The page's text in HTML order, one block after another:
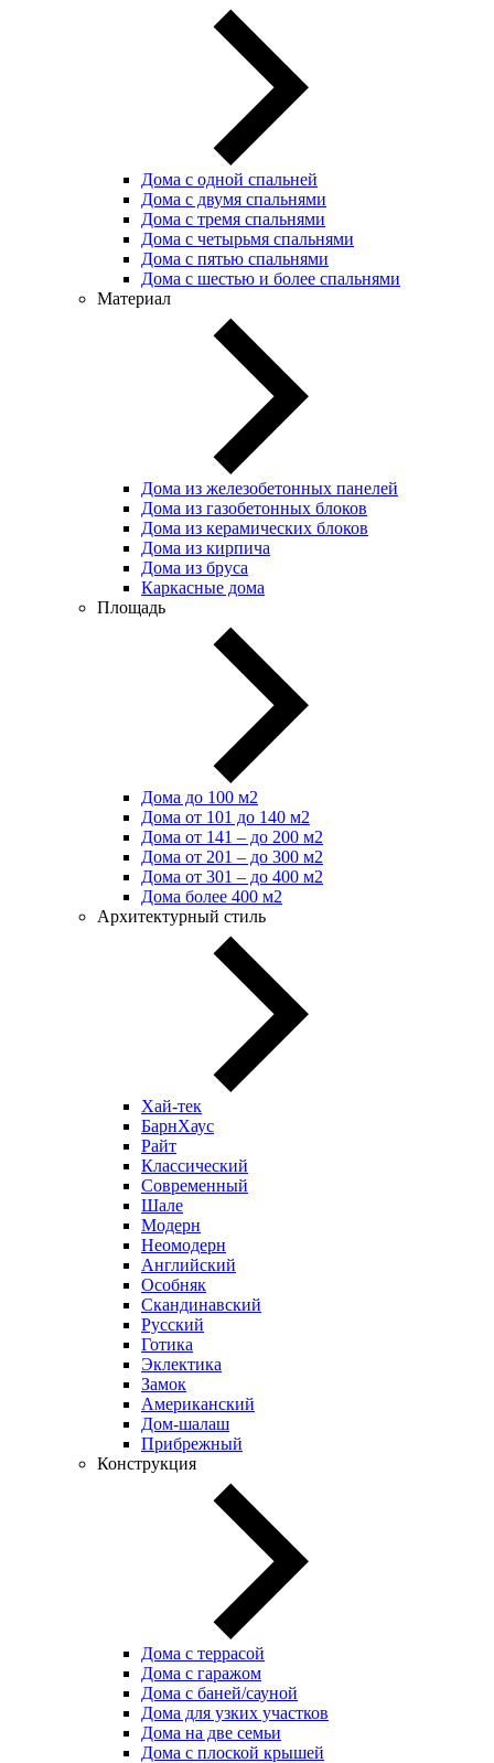
Дома с одной спальней
Дома с двумя спальнями
Дома с тремя спальнями
Дома с четырьмя спальнями
Дома с пятью спальнями
Дома с шестью и более спальнями
Материал
Дома из железобетонных панелей
Дома из газобетонных блоков
Дома из керамических блоков
Дома из кирпича
Дома из бруса
Каркасные дома
Площадь
Дома до 100 м2
Дома от 101 до 140 м2
Дома от 141 – до 200 м2
Дома от 201 – до 300 м2
Дома от 301 – до 400 м2
Дома более 400 м2
Архитектурный стиль
Хай-тек
БарнХаус
Райт
Классический
Современный
Шале
Модерн
Неомодерн
Английский
Особняк
Скандинавский
Русский
Готика
Эклектика
Замок
Американский
Дом-шалаш
Прибрежный
Конструкция
Дома с террасой
Дома с гаражом
Дома с баней/сауной
Дома для узких участков
Дома на две семьи
Дома с плоской крышей